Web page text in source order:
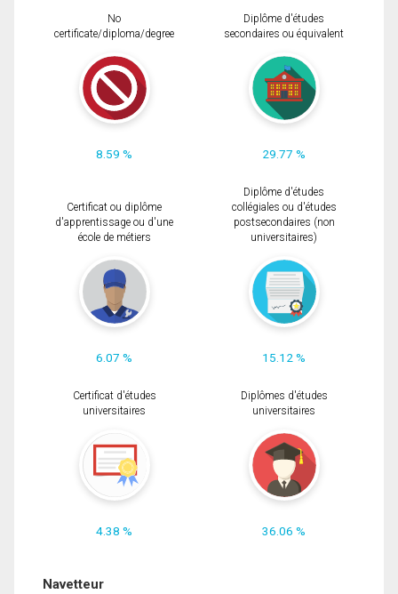
No
certificate/diploma/degree
8.59 %
Diplôme d'études
secondaires ou équivalent
29.77 %
Certificat ou diplôme
d'apprentissage ou d'une
école de métiers
6.07 %
Diplôme d'études
collégiales ou d'études
postsecondaires (non
universitaires)
15.12 %
Certificat d'études
universitaires
4.38 %
Diplômes d'études
universitaires
36.06 %
Navetteur